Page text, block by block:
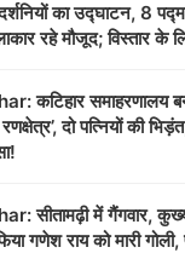
का उद्घाटन, 8
रहे मौजूद; विस्तार के
कटिहार समाहरणालय
दो पत्नियों की
सीतामढ़ी में गैंगवार,
गणेश राय को मारी